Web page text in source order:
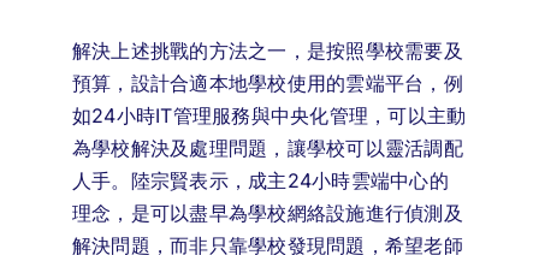
解決上述挑戰的方法之一，是按照學校需要及
預算，設計合適本地學校使用的雲端平台，例
如24小時IT管理服務與中央化管理，可以主動
為學校解決及處理問題，讓學校可以靈活調配
人手。陸宗賢表示，成主24小時雲端中心的
理念，是可以盡早為學校網絡設施進行偵測及
解決問題，而非只靠學校發現問題，希望老師